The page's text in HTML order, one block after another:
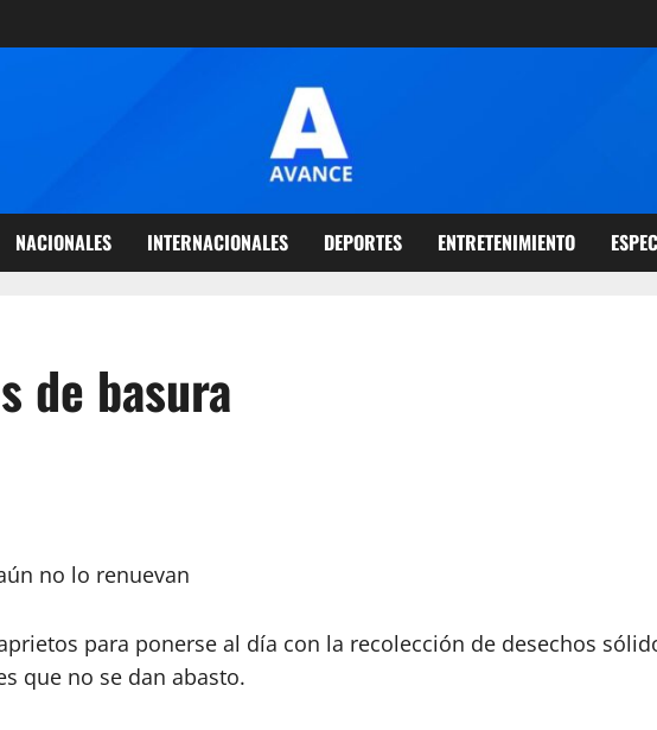
NACIONALES INTERNACIONALES DEPORTES ENTRETENIMIENTO
de basura
no lo renuevan
para ponerse al día con la recolección de desechos
que no se dan abasto.